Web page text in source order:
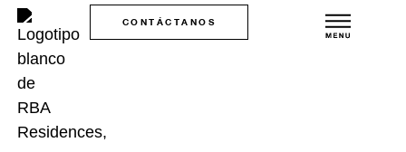
CONTÁCTANOS